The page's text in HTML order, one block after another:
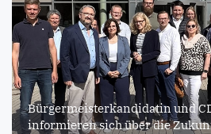
Bürgermeisterkandidatin und
informieren sich über die